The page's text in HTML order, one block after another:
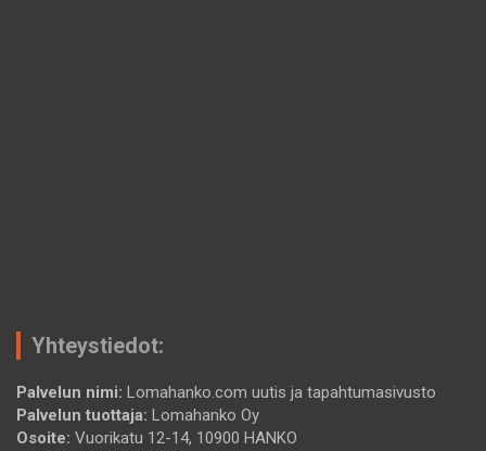
Yhteystiedot:
Palvelun nimi: Lomahanko.com uutis ja tapahtumasivusto
Palvelun tuottaja: Lomahanko Oy
Osoite: Vuorikatu 12-14, 10900 HANKO